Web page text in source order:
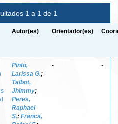
1 a 1 de 1
Autor(es) Orientador(es)
Pinto,
Larissa G.;
Talbot,
Jhimmy;
Peres,
Raphael
S.; Franca,
- -